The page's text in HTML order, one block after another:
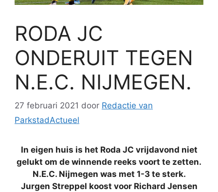
RODA JC
ONDERUIT TEGEN
N.E.C. NIJMEGEN.
27 februari 2021 door Redactie van
ParkstadActueel
In eigen huis is het Roda JC vrijdavond niet
gelukt om de winnende reeks voort te zetten.
N.E.C. Nijmegen was met 1-3 te sterk.
Jurgen Streppel koost voor Richard Jensen